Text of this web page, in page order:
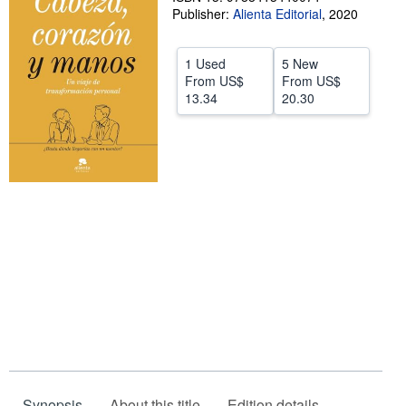
Start Selling
Help
CLOSE
Publisher: Alienta Editorial, 2020
1 Used
From US$
13.34
5 New
From US$
20.30